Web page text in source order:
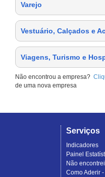
Varejo
Vestuário, Calçados e
Viagens, Turismo e
Não encontrou a empresa?
de uma nova empresa
Serviços
Indicadores
Painel
Não
Como Aderir